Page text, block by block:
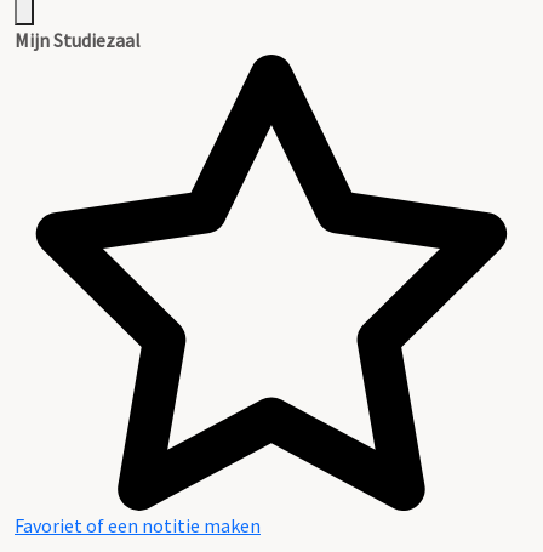
Mijn Studiezaal
Favoriet of een notitie maken